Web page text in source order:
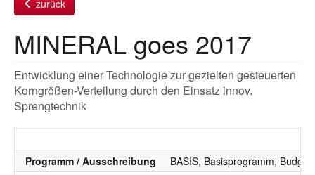
zurück
MINERAL goes 2017
Entwicklung einer Technologie zur gezielten gesteuerten
Korngrößen-Verteilung durch den Einsatz innov.
Sprengtechnik
Programm / Ausschreibung
BASIS, Basisprogramm,